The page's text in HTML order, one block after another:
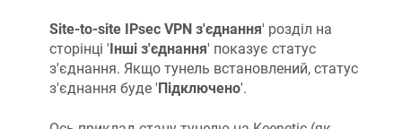
Site-to-site IPsec VPN з'єднання' розділ на
сторінці ' Інші з'єднання' показує статус
з'єднання. Якщо тунель встановлений, статус
з'єднання буде ' Підключено'.